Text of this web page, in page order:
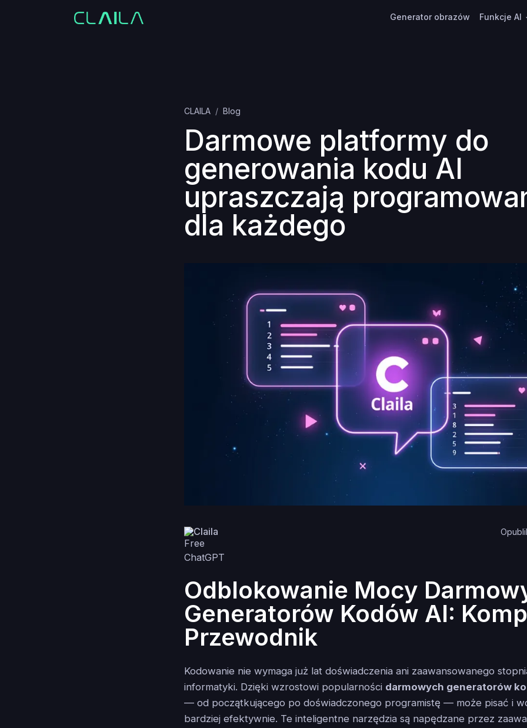
Generator obrazów Funkcje AI
CLAILA Blog
Darmowe platformy do
generowania kodu AI
upraszczają
dla każdego
Claila
Odblokowanie Mocy
Generatorów Kodów AI:
Przewodnik
Kodowanie nie wymaga już lat doświadczenia ani zaawansowanego
informatyki. Dzięki wzrostowi popularności darmowych generatorów
— od początkującego po doświadczonego programistę — może pisać i
bardziej efektywnie. Te inteligentne narzędzia są napędzane przez